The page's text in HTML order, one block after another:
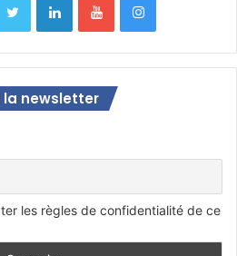
la newsletter
les règles de confidentialité de ce